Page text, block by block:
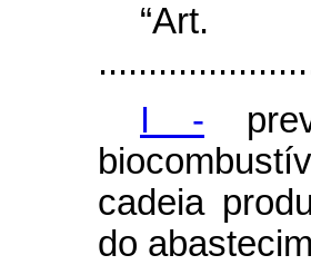
I -
cadeia
do